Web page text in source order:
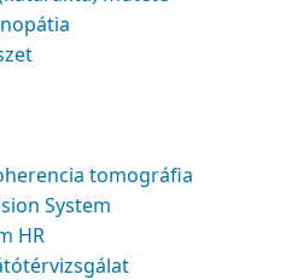
tomográfia
System
HR